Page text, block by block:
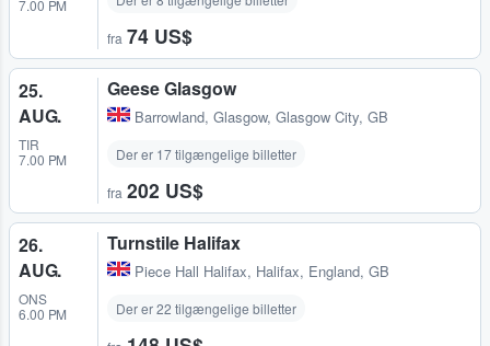
7.00 PM
fra 74 US$
25.
AUG.
TIR
7.00 PM
Geese Glasgow
Barrowland, Glasgow, Glasgow City, GB
Der er 17 tilgængelige billetter
fra 202 US$
26.
AUG.
ONS
6.00 PM
Turnstile Halifax
Piece Hall Halifax, Halifax, England, GB
Der er 22 tilgængelige billetter